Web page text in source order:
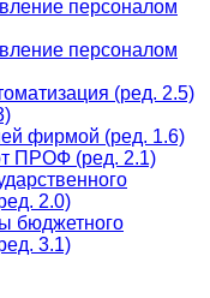
персоналом
персоналом
(ред. 2.5)
фирмой (ред. 1.6)
ПРОФ (ред. 2.1)
2.0)
бюджетного
3.1)